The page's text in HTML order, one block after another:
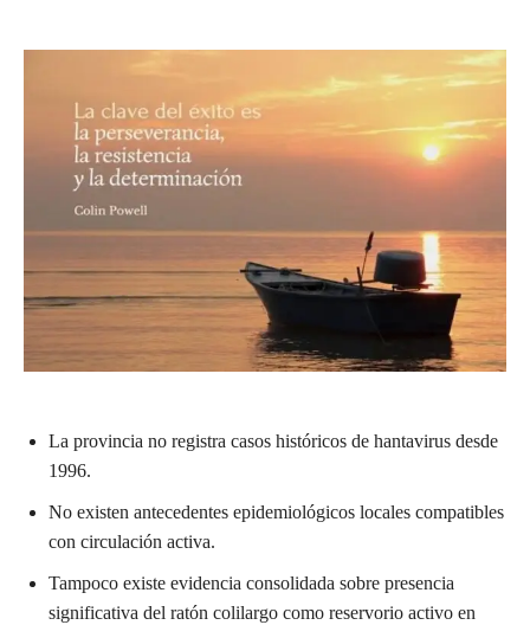
La provincia no registra casos históricos de hantavirus desde
1996.
No existen antecedentes epidemiológicos locales compatibles
con circulación activa.
Tampoco existe evidencia consolidada sobre presencia
significativa del ratón colilargo como reservorio activo en